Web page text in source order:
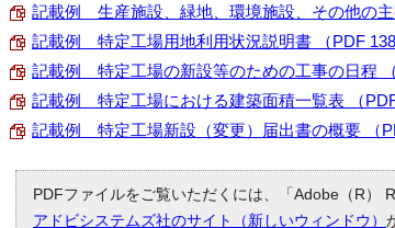
記載例 生産施設、緑地、環境施設、その他の主
記載例 特定工場用地利用状況説明書 （PDF
記載例 特定工場の新設等のための工事の日程 （
記載例 特定工場における建築面積一覧表 （PDF
記載例 特定工場新設（変更）届出書の概要 （
PDFファイルをご覧いただくには、「Adobe（R）
アドビシステムズ社のサイト（新しいウィンドウ）